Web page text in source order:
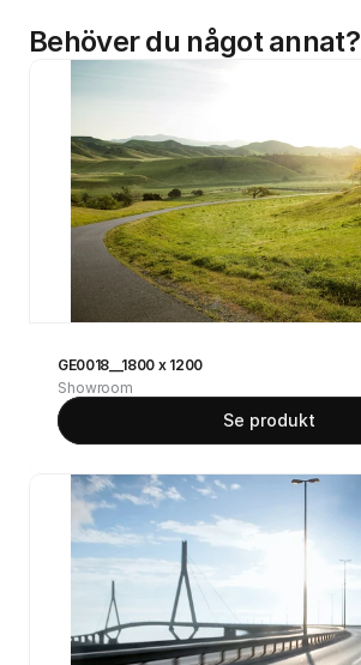
Behöver du något annat?
GE0018__1800 x 1200
Showroom
Se produkt